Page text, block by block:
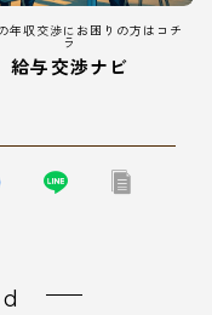
年収交渉にお困りの方はコチ
ラ
給与交渉ナビ